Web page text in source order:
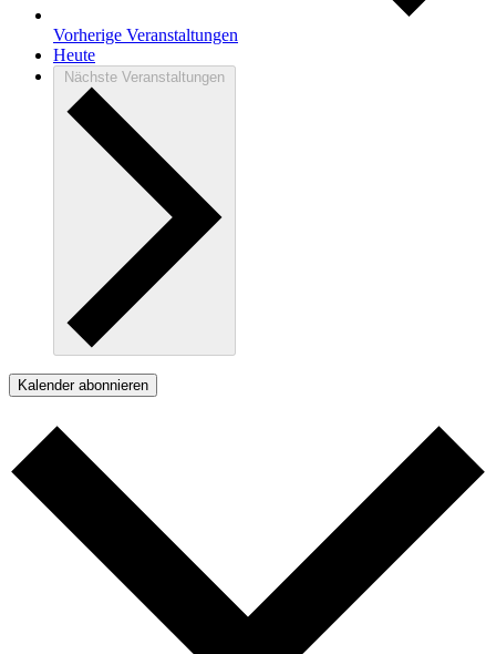
Vorherige Veranstaltungen
Heute
Nächste Veranstaltungen
Kalender abonnieren